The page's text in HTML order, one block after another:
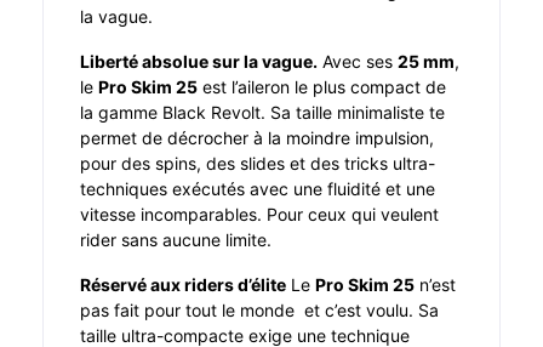
la vague.
Liberté absolue sur la vague. Avec ses 25 mm,
le Pro Skim 25 est l’aileron le plus compact de
la gamme Black Revolt. Sa taille minimaliste te
permet de décrocher à la moindre impulsion,
pour des spins, des slides et des tricks ultra-
techniques exécutés avec une fluidité et une
vitesse incomparables. Pour ceux qui veulent
rider sans aucune limite.
Réservé aux riders d’élite Le Pro Skim 25 n’est
pas fait pour tout le monde et c’est voulu. Sa
taille ultra-compacte exige une technique